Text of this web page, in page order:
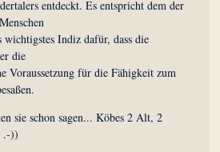
entdeckt. Es entspricht dem der
Indiz dafür, dass die
die
Voraussetzung für die Fähigkeit zum
sie schon sagen... Köbes 2 Alt, 2
.-))